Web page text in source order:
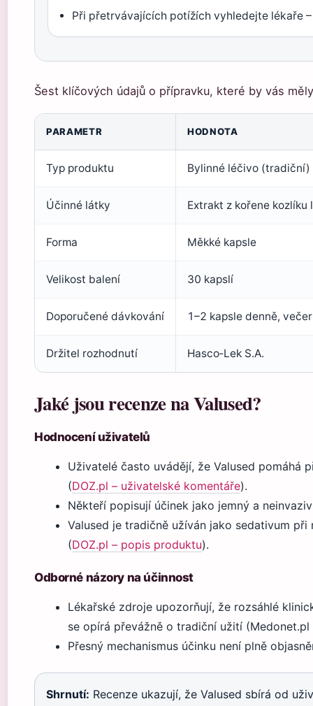
Při přetrvávajících potížích vyhledejte lékaře
Šest klíčových údajů o přípravku, které by vás
PARAMETR HODNOTA
Typ produktu Bylinné léčivo (tradiční)
Účinné látky Extrakt z kořene
Forma Měkké kapsle
Velikost balení 30 kapslí
Doporučené dávkování 1–2 kapsle denně, večer
Držitel rozhodnutí Hasco‑Lek S.A.
Jaké jsou recenze na Valused?
Hodnocení uživatelů
Uživatelé často uvádějí, že Valused pomáhá
(DOZ.pl – uživatelské komentáře).
Někteří popisují účinek jako jemný a
Valused je tradičně užíván jako sedativum
(DOZ.pl – popis produktu).
Odborné názory na účinnost
Lékařské zdroje upozorňují, že rozsáhlé
se opírá převážně o tradiční užití (Medonet.pl
Přesný mechanismus účinku není plně
Shrnutí: Recenze ukazují, že Valused sbírá od